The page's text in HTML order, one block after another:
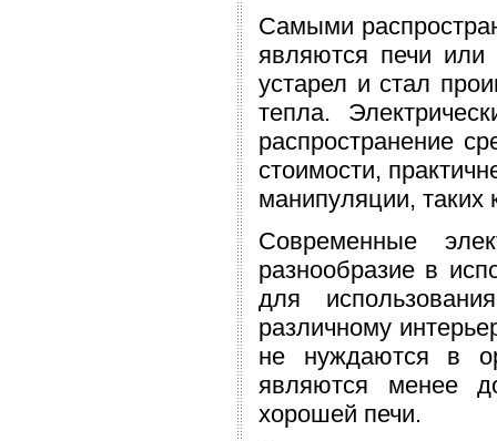
Самыми
являются печи или
устарел и стал
тепла.
распространение
стоимости,
манипуляции, таких
Современные
разнообразие в
для
различному
не нуждаются в
являются менее
хорошей печи.